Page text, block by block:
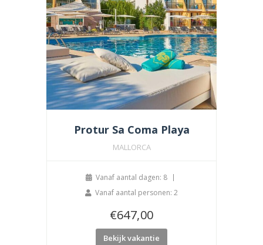
Protur Sa Coma Playa
MALLORCA
Vanaf aantal dagen: 8
Vanaf aantal personen: 2
€647,00
Bekijk vakantie